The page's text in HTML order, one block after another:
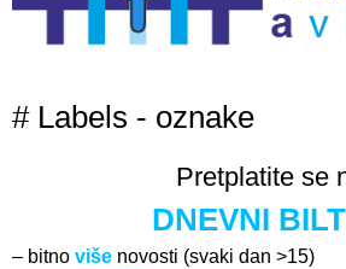
# Labels - oznake
Pretplatite se
DNEVNI
– bitno više novosti (svaki dan >15)